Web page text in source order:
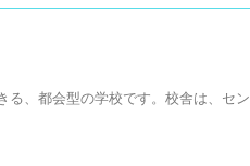
る、都会型の学校です。校舎は、セン